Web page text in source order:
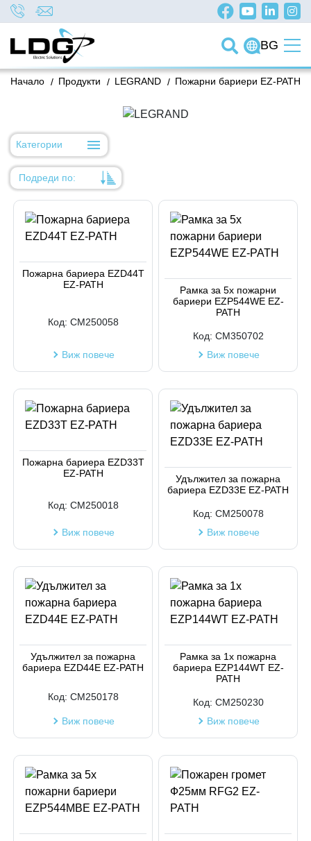
BG
/
Начало /
Продукти /
LEGRAND Пожарни бариери EZ-PATH
Категории
Подреди по:
Име
Код на артикул
Пожарна бариера EZD44T
EZ-PATH
Код: CM250058
Виж повече
Рамка за 5х пожарни
бариери EZP544WE EZ-
PATH
Код: CM350702
Виж повече
Пожарна бариера EZD33T
EZ-PATH
Код: CM250018
Виж повече
Удължител за пожарна
бариера EZD33E EZ-PATH
Код: CM250078
Виж повече
Удължител за пожарна
бариера EZD44E EZ-PATH
Код: CM250178
Виж повече
Рамка за 1х пожарна
бариера EZP144WT EZ-
PATH
Код: CM250230
Виж повече